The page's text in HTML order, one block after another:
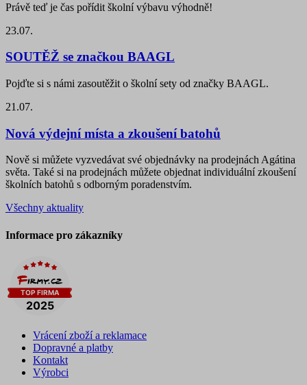
Právě teď je čas pořídit školní výbavu výhodně!
23.07.
SOUTĚŽ se značkou BAAGL
Pojďte si s námi zasoutěžit o školní sety od značky BAAGL.
21.07.
Nová výdejní místa a zkoušení batohů
Nově si můžete vyzvedávat své objednávky na prodejnách Agátina
světa. Také si na prodejnách můžete objednat individuální zkoušení
školních batohů s odborným poradenstvím.
Všechny aktuality
Informace pro zákazníky
Vrácení zboží a reklamace
Dopravné a platby
Kontakt
Výrobci